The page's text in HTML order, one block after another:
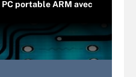
portable ARM avec